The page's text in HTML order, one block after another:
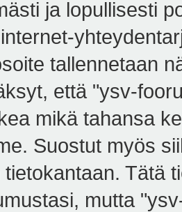
ja lopullisesti
tallennetaan
että "ysv-
mikä tahansa
Suostut myös
Tätä
mutta